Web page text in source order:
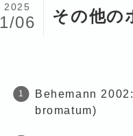
その他の
2025
1/06
Behemann
bromatum)